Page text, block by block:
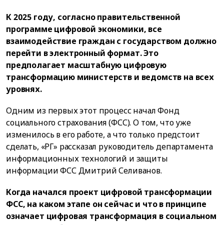
К 2025 году, согласно правительственной
программе цифровой экономики, все
взаимодействие граждан с государством должно
перейти в электронный формат. Это
предполагает масштабную цифровую
трансформацию министерств и ведомств на всех
уровнях.
Одним из первых этот процесс начал Фонд
социального страхования (ФСС). О том, что уже
изменилось в его работе, а что только предстоит
сделать, «РГ» рассказал руководитель департамента
информационных технологий и защиты
информации ФСС Дмитрий Селиванов.
Когда начался проект цифровой трансформации
ФСС, на каком этапе он сейчас и что в принципе
означает цифровая трансформация в социальном